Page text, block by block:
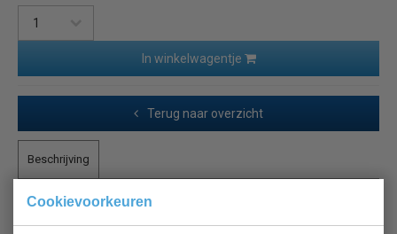
Cookievoorkeuren
In winkelwagentje
Terug naar overzicht
Beschrijving
Voetpedaalopener